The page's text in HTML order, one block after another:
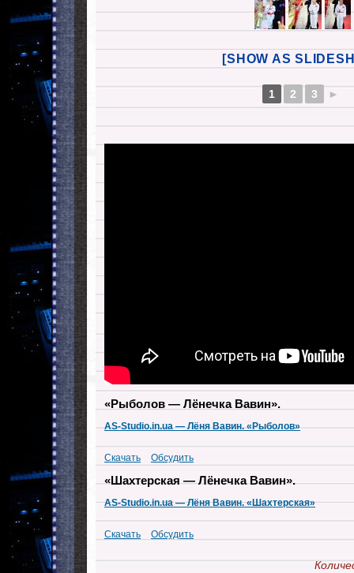
[SHOW AS
1 2 3 ►
«Рыболов — Лёнечка Вавин».
AS-Studio.in.ua — Лёня Вавин. «Рыболов»
Скачать Обсудить
«Шахтерская — Лёнечка Вавин».
AS-Studio.in.ua — Лёня Вавин. «Шахтерская»
Скачать Обсудить